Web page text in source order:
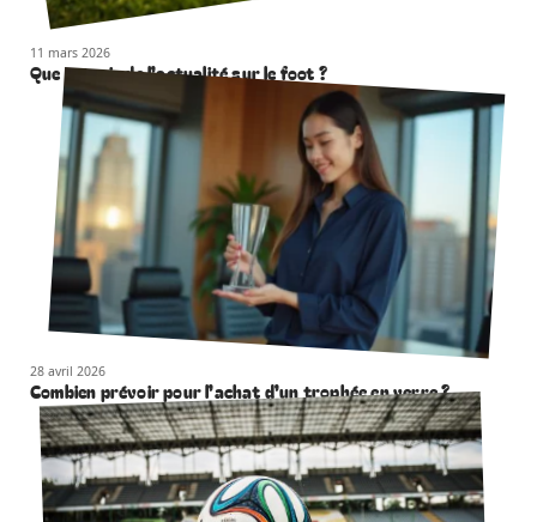
11 mars 2026
Que retenir de l’actualité sur le foot ?
28 avril 2026
Combien prévoir pour l’achat d’un trophée en verre ?